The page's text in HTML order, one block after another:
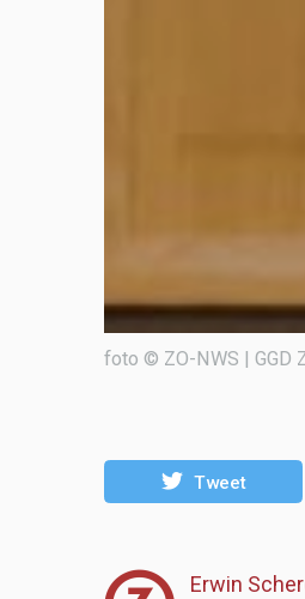
foto © ZO-NWS | GGD
Tweet
Erwin